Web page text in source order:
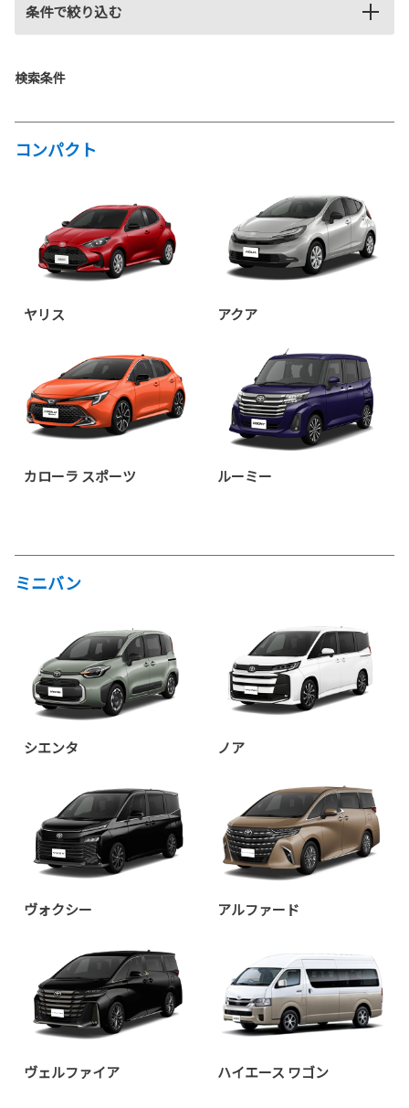
条件で絞り込む
検索条件
コンパクト
ヤリス アクア
カローラ スポーツ ルーミー
ミニバン
シエンタ ノア
ヴォクシー アルファード
ヴェルファイア ハイエース ワゴン